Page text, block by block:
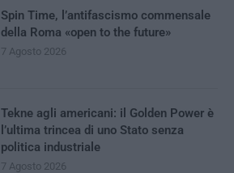
Spin Time, l’antifascismo commensale
della Roma «open to the future»
7 Agosto 2026
Tekne agli americani: il Golden Power è
l’ultima trincea di uno Stato senza
politica industriale
7 Agosto 2026